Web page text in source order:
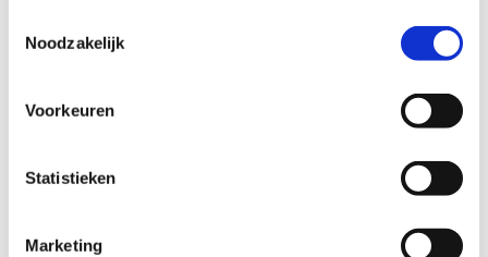
Noodzakelijk
Voorkeuren
Statistieken
Marketing
Reserveren van een schaatsmoment is verplicht en
schaatsbaan.
Beschikbaarheid is beperkt en vol = vol. Sport
specifieke dagen of tijdstippen.